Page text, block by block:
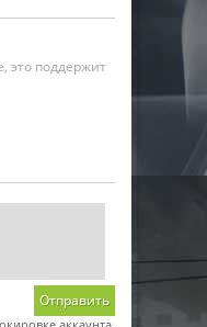
это поддержит
Отправить